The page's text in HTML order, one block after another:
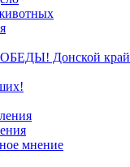
Донской край
мнение